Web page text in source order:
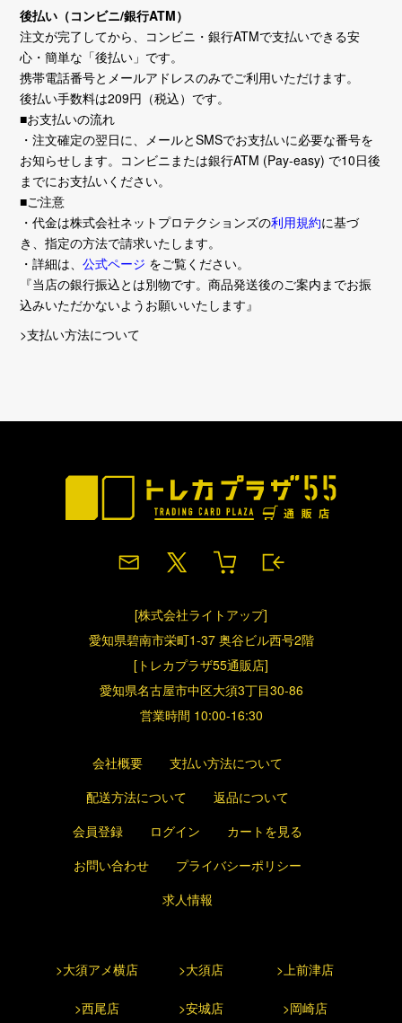
後払い（コンビニ/銀行ATM）
注文が完了してから、コンビニ・銀行ATMで支払いできる安
心・簡単な「後払い」です。
携帯電話番号とメールアドレスのみでご利用いただけます。
後払い手数料は209円（税込）です。
■お支払いの流れ
・注文確定の翌日に、メールとSMSでお支払いに必要な番号を
お知らせします。コンビニまたは銀行ATM (Pay-easy) で10日後
までにお支払いください。
■ご注意
・代金は株式会社ネットプロテクションズの利用規約に基づ
き、指定の方法で請求いたします。
・詳細は、公式ページ をご覧ください。
『当店の銀行振込とは別物です。商品発送後のご案内までお振
込みいただかないようお願いいたします』
>支払い方法について
[株式会社ライトアップ]
愛知県碧南市栄町1-37 奥谷ビル西号2階
[トレカプラザ55通販店]
愛知県名古屋市中区大須3丁目30-86
営業時間 10:00-16:30
会社概要
支払い方法について
配送方法について
返品について
会員登録
ログイン
カートを見る
お問い合わせ
プライバシーポリシー
求人情報
>大須アメ横店 >大須店 >上前津店
>西尾店 >安城店 >岡崎店